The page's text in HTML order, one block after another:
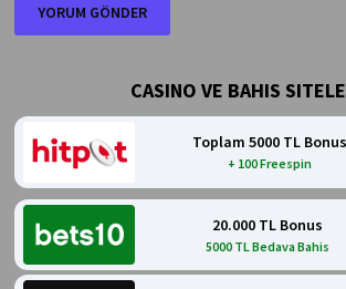
CASINO VE BAHIS
Toplam 5000 TL Bonus
+ 100 Freespin
20.000 TL Bonus
5000 TL Bedava Bahis